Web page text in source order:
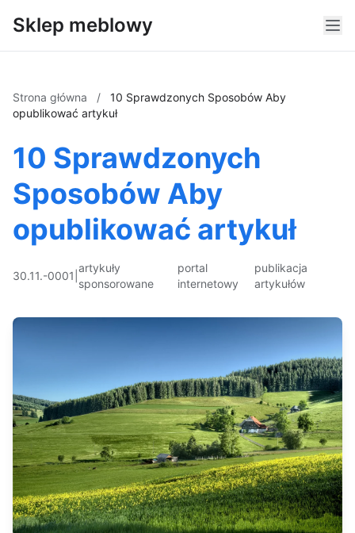
Sklep meblowy
Strona główna /
10 Sprawdzonych Sposobów Aby
opublikować artykuł
10 Sprawdzonych
Sposobów Aby
opublikować artykuł
30.11.-0001
artykuły
sponsorowane
portal
internetowy
publikacja
artykułów